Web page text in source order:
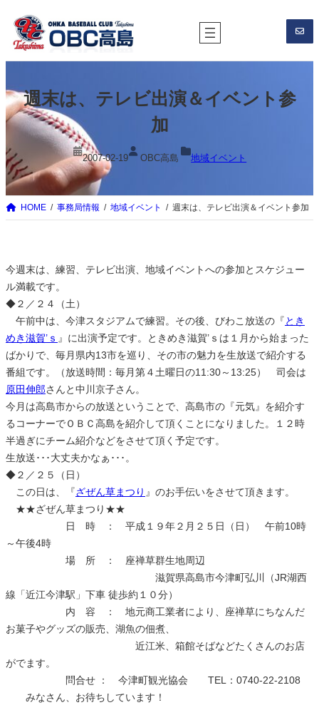
を
ス
ッ
プ
週末は、テレビ出演＆イベント参
加
2007-02-19 OBC高島 地域イベント
HOME 事務局情報 地域イベント 週末は、テレビ出演＆イベント参加
今週末は、練習、テレビ出演、地域イベントへの参加とスケジュー
ル満載です。
◆２／２４（土）
午前中は、今津スタジアムで練習。その後、びわこ放送の『とき
めき滋賀’ｓ 』に出演予定です。ときめき滋賀’ｓは１月から始まった
ばかりで、毎月県内13市を巡り、その市の魅力を生放送で紹介する
番組です。（放送時間：毎月第４土曜日の11:30～13:25） 司会は
原田伸郎さんと中川京子さん。
今月は高島市からの放送ということで、高島市の『元気』を紹介す
るコーナーでＯＢＣ高島を紹介して頂くことになりました。１２時
半過ぎにチーム紹介などをさせて頂く予定です。
生放送･･･大丈夫かなぁ･･･。
◆２／２５（日）
この日は、『ざぜん草まつり 』のお手伝いをさせて頂きます。
★★ざぜん草まつり★★
日 時 ： 平成１９年２月２５日（日） 午前10時
～午後4時
場 所 ： 座禅草群生地周辺
滋賀県高島市今津町弘川（JR湖西
線「近江今津駅」下車 徒歩約１０分）
内 容 ： 地元商工業者により、座禅草にちなんだ
お菓子やグッズの販売、湖魚の佃煮、
近江米、箱館そばなどたくさんのお店
がでます。
問合せ ： 今津町観光協会 TEL：0740-22-2108
みなさん、お待ちしています！